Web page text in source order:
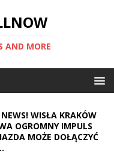
AND MORE
WISŁA KRAKÓW
OGROMNY IMPULS
MOŻE DOŁĄCZYĆ